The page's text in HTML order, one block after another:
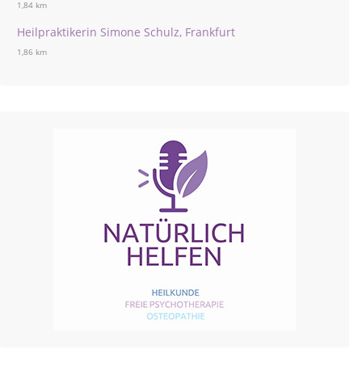
1,84 km
Heilpraktikerin Simone Schulz, Frankfurt
1,86 km